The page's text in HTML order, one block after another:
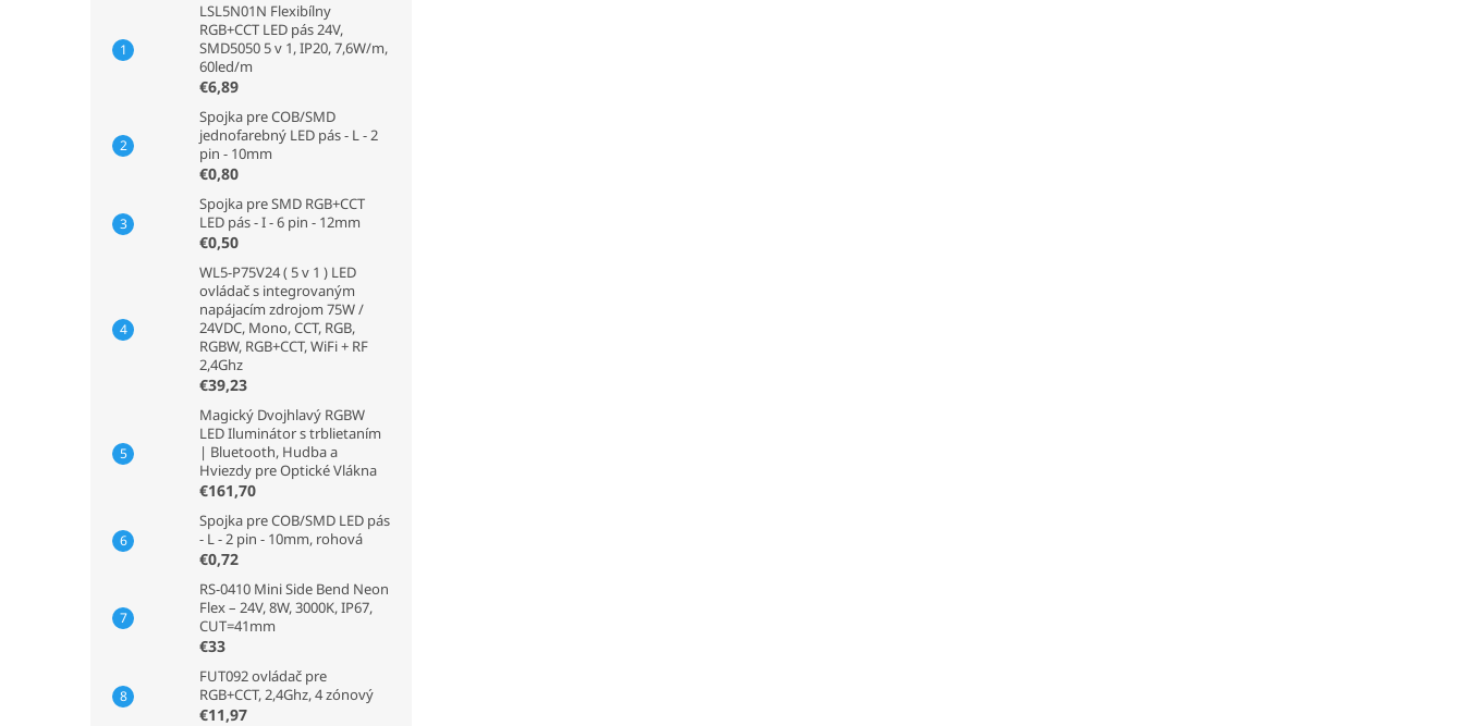
LSL5N01N Flexibílny
RGB+CCT LED pás 24V,
SMD5050 5 v 1, IP20, 7,6W/m,
60led/m
€6,89
Spojka pre COB/SMD
jednofarebný LED pás - L - 2
pin - 10mm
€0,80
Spojka pre SMD RGB+CCT
LED pás - I - 6 pin - 12mm
€0,50
WL5-P75V24 ( 5 v 1 ) LED
ovládač s integrovaným
napájacím zdrojom 75W /
24VDC, Mono, CCT, RGB,
RGBW, RGB+CCT, WiFi + RF
2,4Ghz
€39,23
Magický Dvojhlavý RGBW
LED Iluminátor s trblietaním
| Bluetooth, Hudba a
Hviezdy pre Optické Vlákna
€161,70
Spojka pre COB/SMD LED pás
- L - 2 pin - 10mm, rohová
€0,72
RS-0410 Mini Side Bend Neon
Flex – 24V, 8W, 3000K, IP67,
CUT=41mm
€33
FUT092 ovládač pre
RGB+CCT, 2,4Ghz, 4 zónový
€11,97